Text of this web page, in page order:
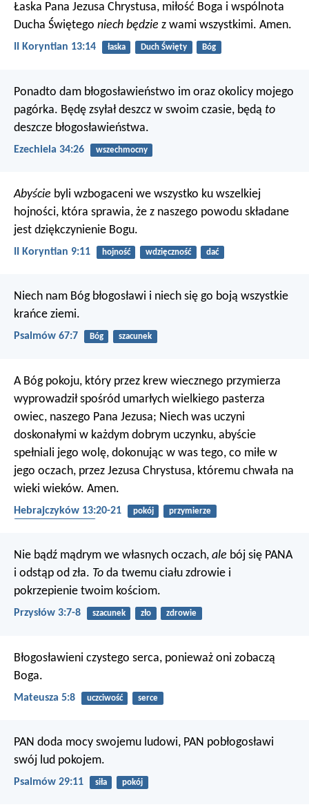
Łaska Pana Jezusa Chrystusa, miłość Boga i wspólnota
Ducha Świętego niech będzie z wami wszystkimi. Amen.
II Koryntian 13:14 łaska Duch Święty Bóg
Ponadto dam błogosławieństwo im oraz okolicy mojego
pagórka. Będę zsyłał deszcz w swoim czasie, będą to
deszcze błogosławieństwa.
Ezechiela 34:26 wszechmocny
Abyście byli wzbogaceni we wszystko ku wszelkiej
hojności, która sprawia, że z naszego powodu składane
jest dziękczynienie Bogu.
II Koryntian 9:11 hojność wdzięczność dać
Niech nam Bóg błogosławi i niech się go boją wszystkie
krańce ziemi.
Psalmów 67:7 Bóg szacunek
A Bóg pokoju, który przez krew wiecznego przymierza
wyprowadził spośród umarłych wielkiego pasterza
owiec, naszego Pana Jezusa; Niech was uczyni
doskonałymi w każdym dobrym uczynku, abyście
spełniali jego wolę, dokonując w was tego, co miłe w
jego oczach, przez Jezusa Chrystusa, któremu chwała na
wieki wieków. Amen.
Hebrajczyków 13:20-21 pokój
przymierze
Nie bądź mądrym we własnych oczach, ale bój się PANA
i odstąp od zła. To da twemu ciału zdrowie i
pokrzepienie twoim kościom.
Przysłów 3:7-8 szacunek zło zdrowie
Błogosławieni czystego serca, ponieważ oni zobaczą
Boga.
Mateusza 5:8 uczciwość serce
PAN doda mocy swojemu ludowi, PAN pobłogosławi
swój lud pokojem.
Psalmów 29:11 siła pokój